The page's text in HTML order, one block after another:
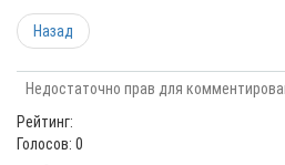
Назад
Недостаточно прав для
Рейтинг:
Голосов: 0